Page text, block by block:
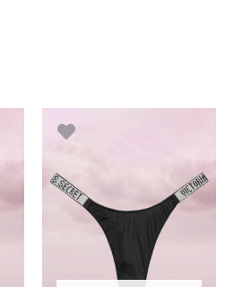
50.25 €.
varianti.
Valikuid
saab